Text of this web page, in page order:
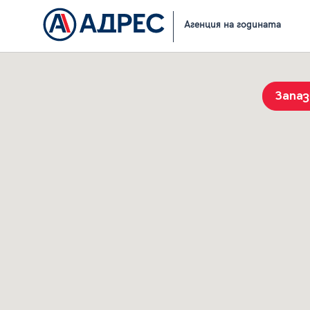
Агенция на годината
Начало Резултати от търсене